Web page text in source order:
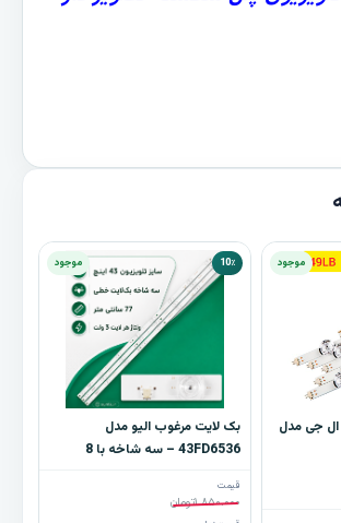
موجود
49 اینچ ال جی مدل
10٪ موجود
بک لایت مرغوب الیو مدل
43FD6536 – سه شاخه با 8
قیمت
۱.۸۵۰.۰۰۰تومان